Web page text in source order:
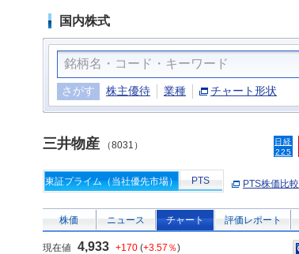
国内株式
さがす 株主優待 業種 チャート形状
三井物産 （8031）
日経
225
東証プライム（当社優先市場） PTS PTS株価比較
株価 ニュース チャート 評価レポート
現在値 4,933 +170 (+3.57％)